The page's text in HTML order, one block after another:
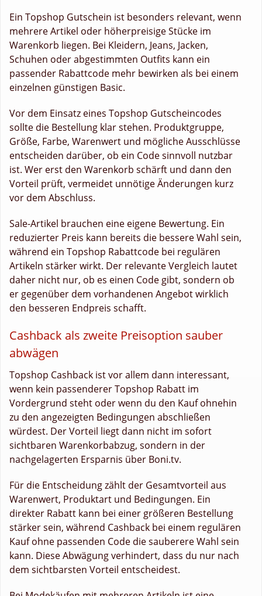
Ein Topshop Gutschein ist besonders relevant, wenn
mehrere Artikel oder höherpreisige Stücke im
Warenkorb liegen. Bei Kleidern, Jeans, Jacken,
Schuhen oder abgestimmten Outfits kann ein
passender Rabattcode mehr bewirken als bei einem
einzelnen günstigen Basic.
Vor dem Einsatz eines Topshop Gutscheincodes
sollte die Bestellung klar stehen. Produktgruppe,
Größe, Farbe, Warenwert und mögliche Ausschlüsse
entscheiden darüber, ob ein Code sinnvoll nutzbar
ist. Wer erst den Warenkorb schärft und dann den
Vorteil prüft, vermeidet unnötige Änderungen kurz
vor dem Abschluss.
Sale-Artikel brauchen eine eigene Bewertung. Ein
reduzierter Preis kann bereits die bessere Wahl sein,
während ein Topshop Rabattcode bei regulären
Artikeln stärker wirkt. Der relevante Vergleich lautet
daher nicht nur, ob es einen Code gibt, sondern ob
er gegenüber dem vorhandenen Angebot wirklich
den besseren Endpreis schafft.
Cashback als zweite Preisoption sauber
abwägen
Topshop Cashback ist vor allem dann interessant,
wenn kein passenderer Topshop Rabatt im
Vordergrund steht oder wenn du den Kauf ohnehin
zu den angezeigten Bedingungen abschließen
würdest. Der Vorteil liegt dann nicht im sofort
sichtbaren Warenkorbabzug, sondern in der
nachgelagerten Ersparnis über Boni.tv.
Für die Entscheidung zählt der Gesamtvorteil aus
Warenwert, Produktart und Bedingungen. Ein
direkter Rabatt kann bei einer größeren Bestellung
stärker sein, während Cashback bei einem regulären
Kauf ohne passenden Code die sauberere Wahl sein
kann. Diese Abwägung verhindert, dass du nur nach
dem sichtbarsten Vorteil entscheidest.